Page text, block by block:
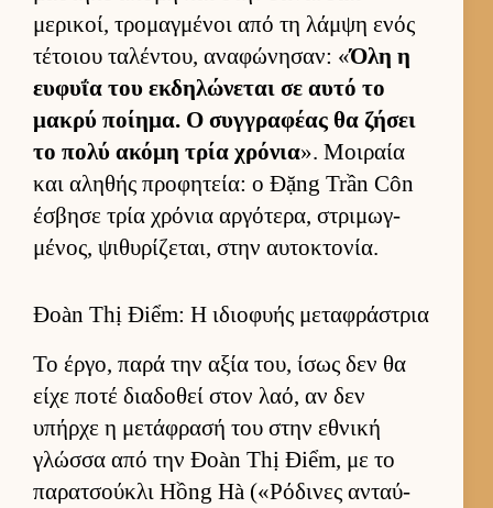
μερικοί, τρομαγ­μένοι από τη λάμψη ενός
τέτοιου ταλέντου, αναφώνησαν: «Όλη η
ευ­φυΐα του εκ­δηλώνεται σε αυτό το
μακρύ ποί­ημα. Ο συγ­γραφέας θα ζήσει
το πολύ ακόμη τρία χρόνια». Μοι­ραία
και αληθής προφητεία: ο Đặng Trần Côn
έσβησε τρία χρόνια αρ­γότερα, στριμωγ­
μένος, ψιθυρίζεται, στην αυ­τοκτονία.
Đoàn Thị Điểm: Η ιδιοφυής μεταφράστρια
Το έρ­γο, παρά την αξία του, ίσως δεν θα
είχε ποτέ δια­δοθεί στον λαό, αν δεν
υπήρχε η μετάφρασή του στην εθνική
γλώσσα από την Đoàn Thị Điểm, με το
παρατσού­κλι Hồng Hà («Ρόδινες ανταύ­